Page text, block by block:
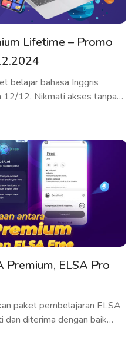
Lifetime – Promo
belajar bahasa Inggris
12/12. Nikmati akses tanpa
tingkatkan pelafalan
standar internasional,
hemat. Daftar sekarang
ini! Keunggulan ELSA
apresiasi kepada
penjualan paket […]
Premium, ELSA Pro
paket pembelajaran ELSA
dan diterima dengan baik